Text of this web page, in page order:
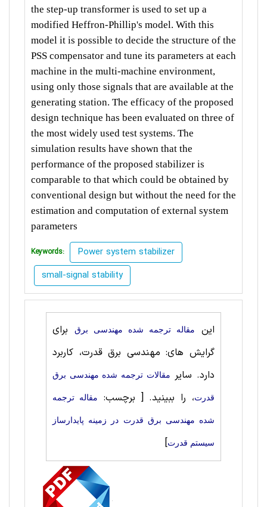
the step-up transformer is used to set up a
modified Heffron-Phillip's model. With this
model it is possible to decide the structure of the
PSS compensator and tune its parameters at each
machine in the multi-machine environment,
using only those signals that are available at the
generating station. The efficacy of the proposed
design technique has been evaluated on three of
the most widely used test systems. The
simulation results have shown that the
performance of the proposed stabilizer is
comparable to that which could be obtained by
conventional design but without the need for the
estimation and computation of external system
parameters
Keywords:
Power system stabilizer
small-signal stability
این مقاله ترجمه شده مهندسی برق
برای
گرایش های: مهندسی برق قدرت، کاربرد
دارد. سایر مقالات ترجمه شده مهندسی برق
قدرت، را ببینید.[ برچسب: مقاله ترجمه
شده مهندسی برق قدرت در زمینه پایدارساز
سیستم قدرت]